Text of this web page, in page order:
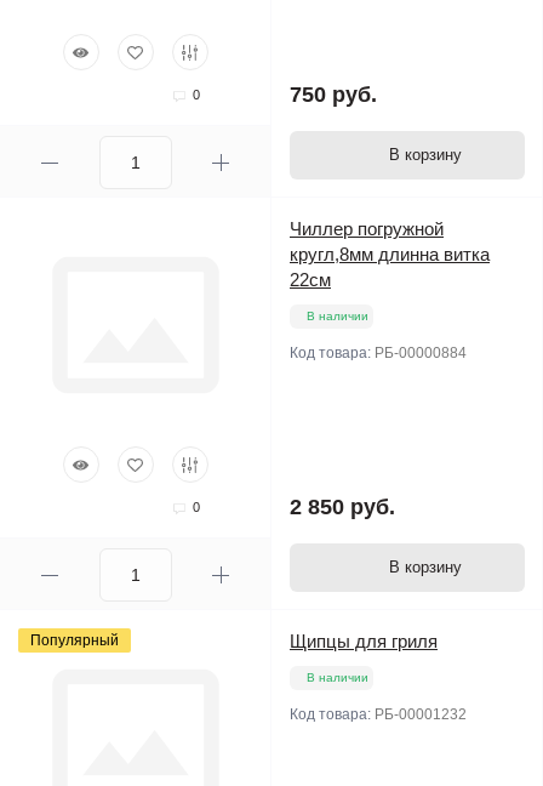
0 750 руб.
В корзину
0
Чиллер погружной
кругл,8мм длинна витка
22см
В наличии
Код товара: РБ-00000884
2 850 руб.
В корзину
Популярный Щипцы для гриля
В наличии
Код товара: РБ-00001232